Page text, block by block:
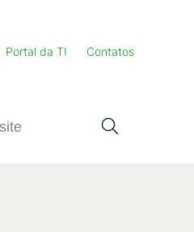
Portal da TI Contatos